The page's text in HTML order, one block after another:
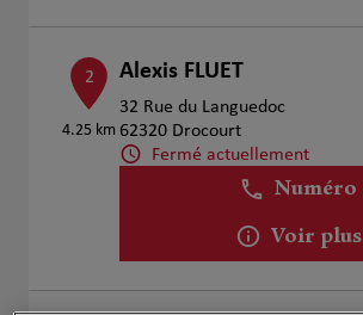
2
4.25 km
Alexis FLUET
32 Rue du Languedoc
62320 Drocourt
Fermé actuellement
Numéro
Voir plus